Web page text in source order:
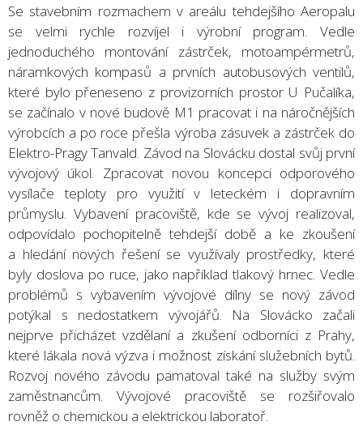
Se stavebním rozmachem v areálu tehdejšího Aeropalu
se velmi rychle rozvíjel i výrobní program. Vedle
jednoduchého montování zástrček, motoampérmetrů,
náramkových kompasů a prvních autobusových ventilů,
které bylo přeneseno z provizorních prostor U Pučalíka,
se začínalo v nové budově M1 pracovat i na náročnějších
výrobcích a po roce přešla výroba zásuvek a zástrček do
Elektro-Pragy Tanvald. Závod na Slovácku dostal svůj první
vývojový úkol. Zpracovat novou koncepci odporového
vysílače teploty pro využití v leteckém i dopravním
průmyslu. Vybavení pracoviště, kde se vývoj realizoval,
odpovídalo pochopitelně tehdejší době a ke zkoušení
a hledání nových řešení se využívaly prostředky, které
byly doslova po ruce, jako například tlakový hrnec. Vedle
problémů s vybavením vývojové dílny se nový závod
potýkal s nedostatkem vývojářů. Na Slovácko začali
nejprve přicházet vzdělaní a zkušení odborníci z Prahy,
které lákala nová výzva i možnost získání služebních bytů.
Rozvoj nového závodu pamatoval také na služby svým
zaměstnancům. Vývojové pracoviště se rozšiřovalo
rovněž o chemickou a elektrickou laboratoř.